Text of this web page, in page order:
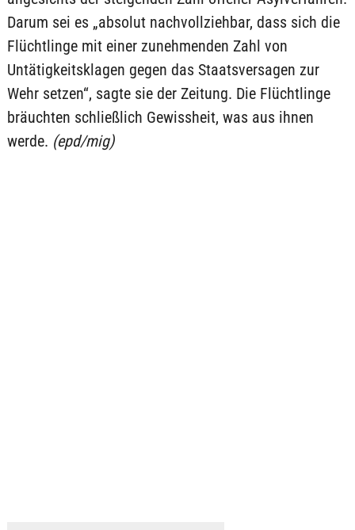
Darum sei es „absolut nachvollziehbar, dass sich die
Flüchtlinge mit einer zunehmenden Zahl von
Untätigkeitsklagen gegen das Staatsversagen zur
Wehr setzen“, sagte sie der Zeitung. Die Flüchtlinge
bräuchten schließlich Gewissheit, was aus ihnen
werde. (epd/mig)